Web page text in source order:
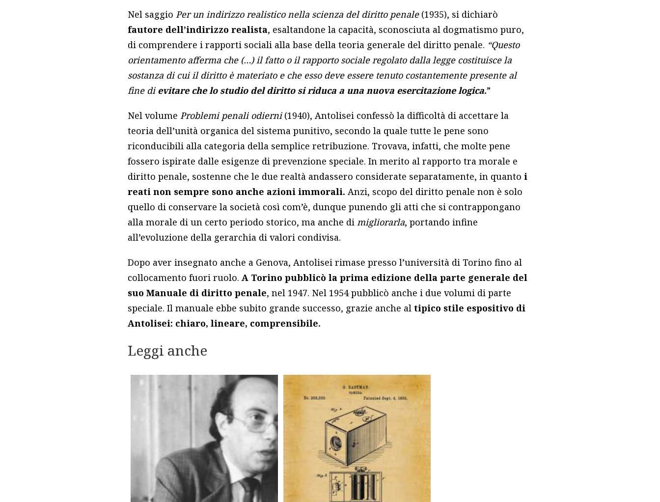
Nel saggioPer un indirizzo realistico nella scienza del diritto penale (1935), si dichiarò
fautore dell’indirizzo realista, esaltandone la capacità, sconosciuta al dogmatismo puro,
di comprendere i rapporti sociali alla base della teoria generale del diritto penale. “Questo
orientamento afferma che (…) il fatto o il rapporto sociale regolato dalla legge costituisce la
sostanza di cui il diritto è materiato e che esso deve essere tenuto costantemente presente al
fine di evitare che lo studio del diritto si riduca a una nuova esercitazione logica.”
Nel volumeProblemi penali odierni(1940), Antolisei confessò la difficoltà di accettare la
teoria dell’unità organica del sistema punitivo, secondo la quale tutte le pene sono
riconducibili alla categoria della semplice retribuzione. Trovava, infatti, che molte pene
fossero ispirate dalle esigenze di prevenzione speciale. In merito al rapporto tra morale e
diritto penale, sostenne che le due realtà andassero considerate separatamente, in quantoi
reati non sempre sono anche azioni immorali. Anzi, scopo del diritto penale non è solo
quello di conservare la società così com’è, dunque punendo gli atti che si contrappongano
alla morale di un certo periodo storico, ma anche dimigliorarla, portando infine
all’evoluzione della gerarchia di valori condivisa.
Dopo aver insegnato anche a Genova, Antolisei rimase presso l’università di Torino fino al
collocamento fuori ruolo.A Torino pubblicò la prima edizione della parte generale del
suo Manuale di diritto penale, nel 1947. Nel 1954 pubblicò anche i due volumi di parte
speciale. Il manuale ebbe subito grande successo, grazie anche altipico stile espositivo di
Antolisei: chiaro, lineare, comprensibile.
Leggi anche